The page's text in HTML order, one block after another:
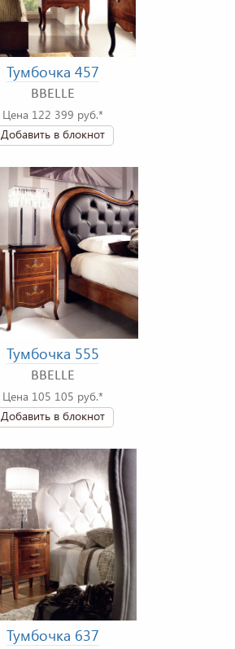
Тумбочка 457
BBELLE
Цена 122 399 руб.*
Добавить в блокнот
Тумбочка 555
BBELLE
Цена 105 105 руб.*
Добавить в блокнот
Тумбочка 637